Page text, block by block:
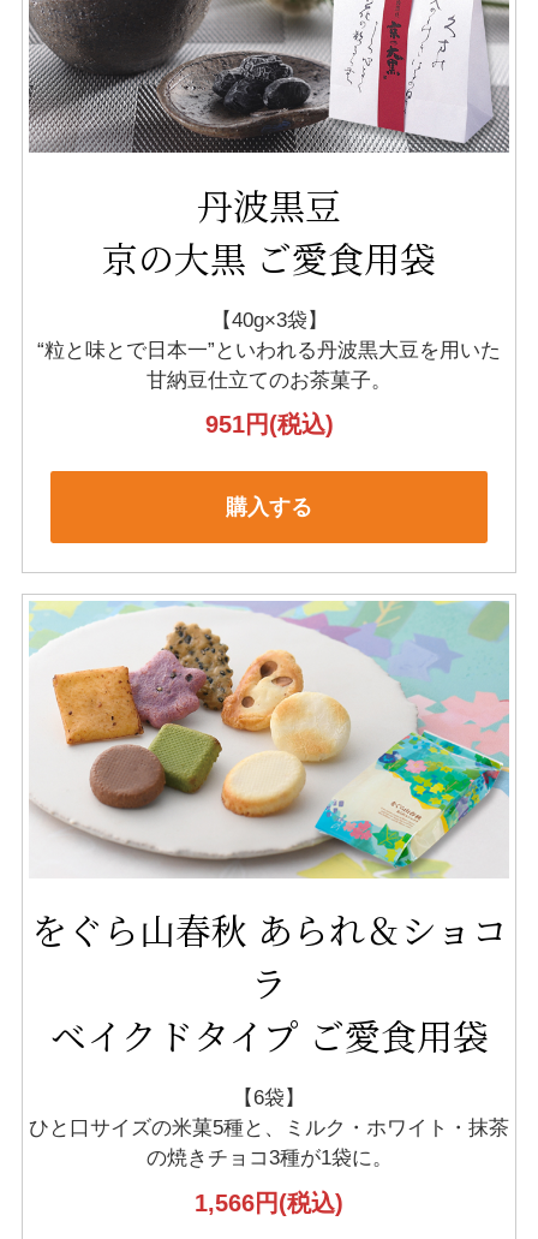
丹波黒豆
京の大黒 ご愛食用袋
【40g×3袋】
“粒と味とで日本一”といわれる丹波黒大豆を用いた
甘納豆仕立てのお茶菓子。
951円(税込)
購入する
をぐら山春秋 あられ＆ショコ
ラ
ベイクドタイプ ご愛食用袋
【6袋】
ひと口サイズの米菓5種と、ミルク・ホワイト・抹茶
の焼きチョコ3種が1袋に。
1,566円(税込)